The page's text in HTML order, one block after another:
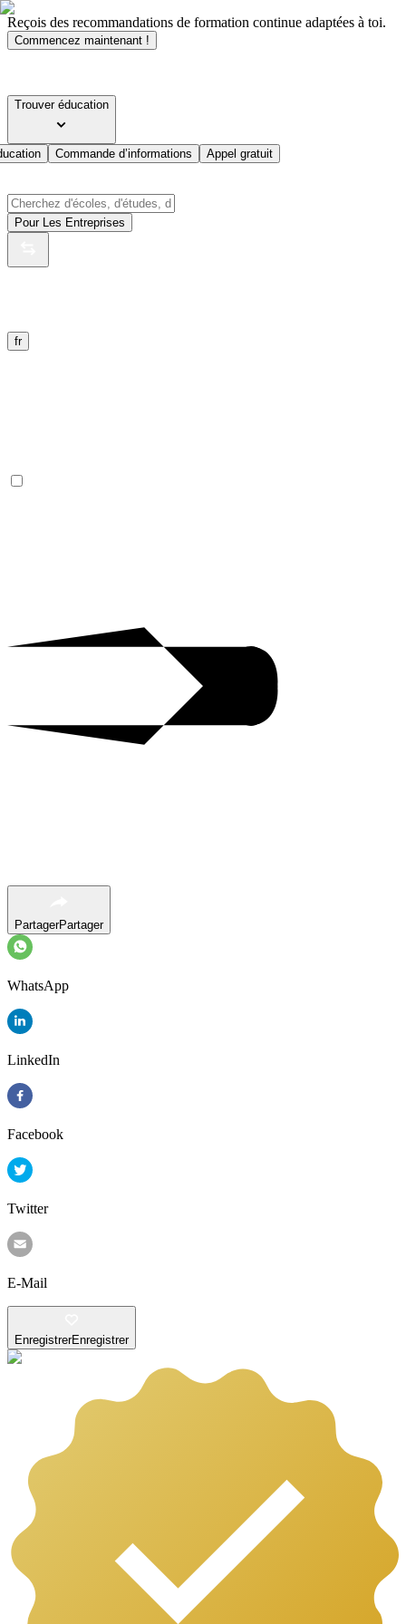
Reçois des recommandations de formation continue adaptées à toi.
Commencez maintenant !
Trouver éducation
Commande d’informations Appel gratuit
Pour Les Entreprises
fr
PartagerPartager
WhatsApp
LinkedIn
Facebook
Twitter
E-Mail
EnregistrerEnregistrer